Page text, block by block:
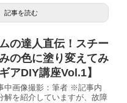
記事を読む
の達人直伝！スチー
の色に塗り変えてみ
アDIY講座Vol.1】
中画像撮影：筆者 ※記事内
解を紹介していますが、故障